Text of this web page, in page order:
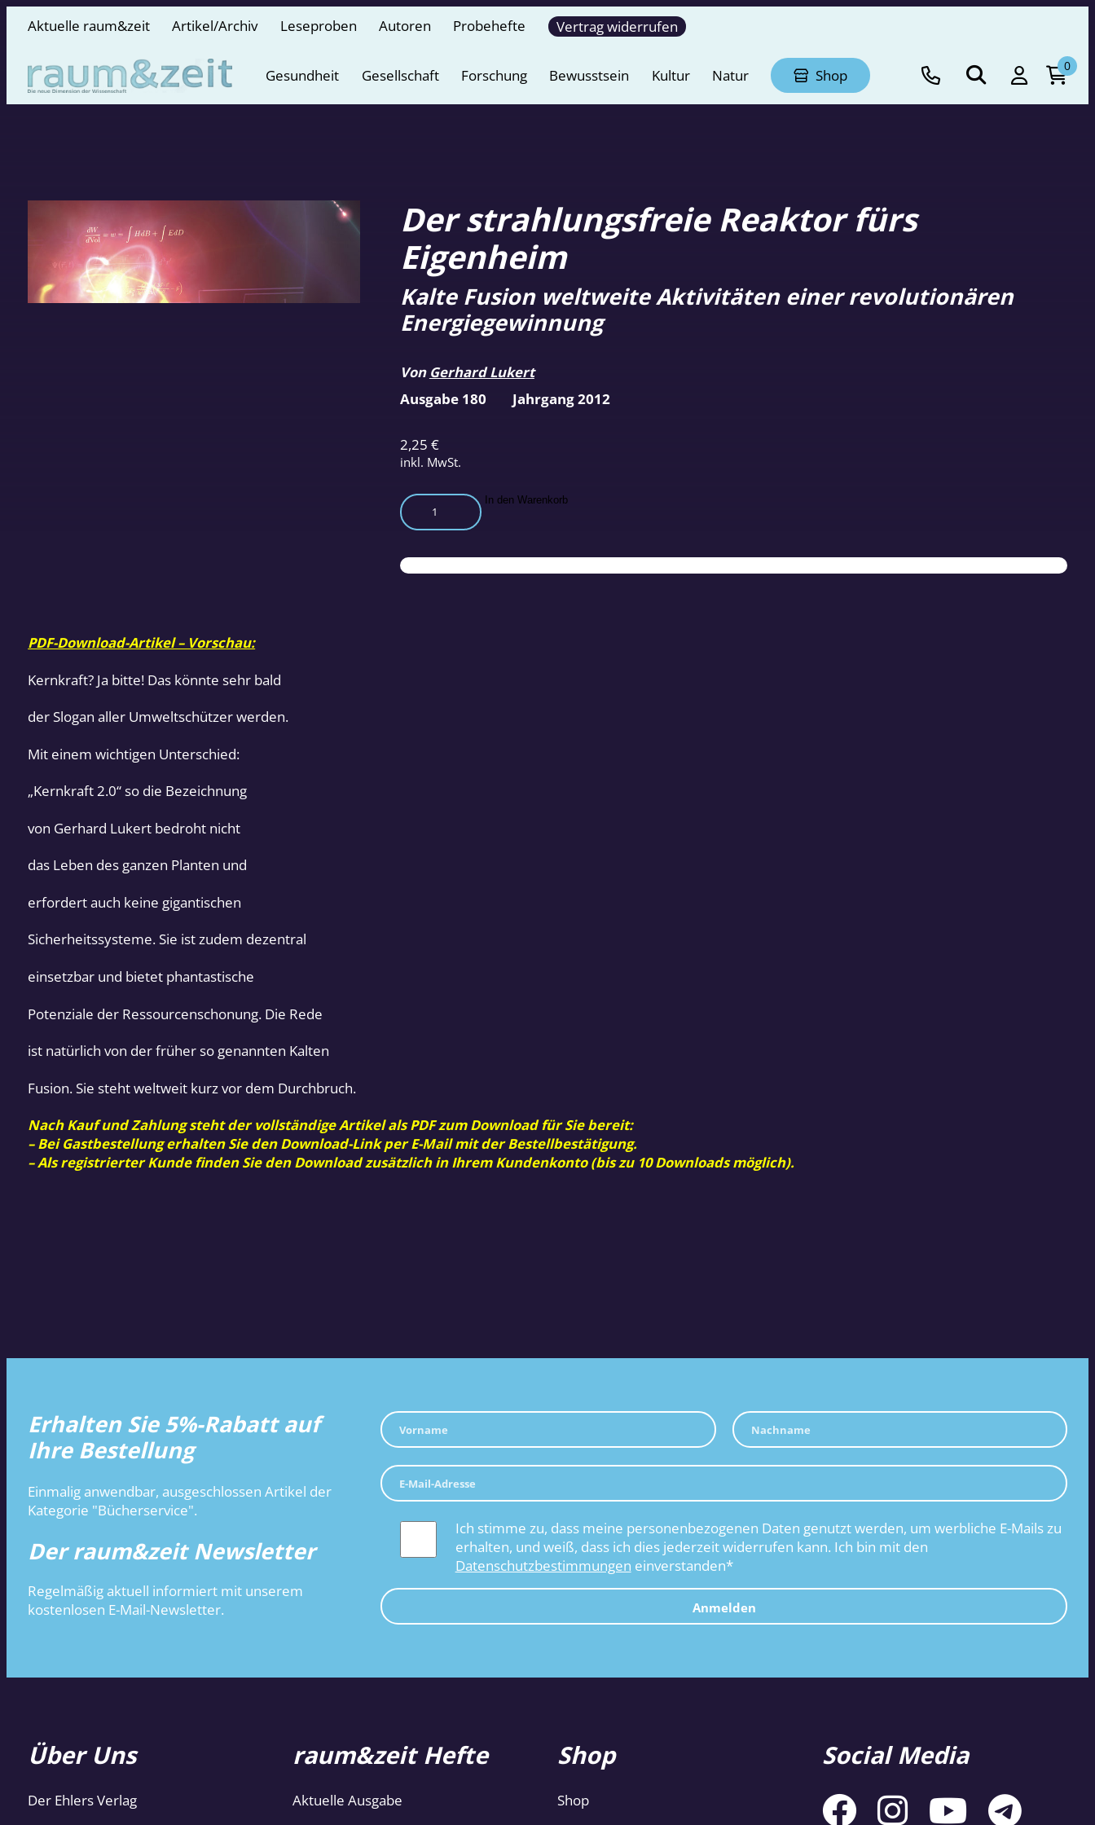
Aktuelle raum&zeit Artikel/Archiv Leseproben Autoren Probehefte Vertrag widerrufen
Gesundheit Gesellschaft Forschung Bewusstsein Kultur Natur Shop
0
Der strahlungsfreie Reaktor fürs
Eigenheim
2,25 €
inkl. MwSt.
Kalte Fusion weltweite Aktivitäten einer revolutionären
Energiegewinnung
Von Gerhard Lukert
Der
strahlungsfreie
fürs
Eigenheim
In den Warenkorb
Ausgabe 180 Jahrgang 2012
PDF-Download-Artikel – Vorschau:
Kernkraft? Ja bitte! Das könnte sehr bald
der Slogan aller Umweltschützer werden.
Mit einem wichtigen Unterschied:
„Kernkraft 2.0“ so die Bezeichnung
von Gerhard Lukert bedroht nicht
das Leben des ganzen Planten und
erfordert auch keine gigantischen
Sicherheitssysteme. Sie ist zudem dezentral
einsetzbar und bietet phantastische
Potenziale der Ressourcenschonung. Die Rede
ist natürlich von der früher so genannten Kalten
Fusion. Sie steht weltweit kurz vor dem Durchbruch.
Nach Kauf und Zahlung steht der vollständige Artikel als PDF zum Download für Sie bereit:
– Bei Gastbestellung erhalten Sie den Download-Link per E-Mail mit der Bestellbestätigung.
– Als registrierter Kunde finden Sie den Download zusätzlich in Ihrem Kundenkonto (bis zu 10 Downloads möglich).
Erhalten Sie 5%-Rabatt auf
Ihre Bestellung
Einmalig anwendbar, ausgeschlossen Artikel der
Kategorie "Bücherservice".
Der raum&zeit Newsletter
Regelmäßig aktuell informiert mit unserem
kostenlosen E-Mail-Newsletter.
Ich stimme zu, dass meine personenbezogenen Daten genutzt werden, um werbliche E-Mails zu
erhalten, und weiß, dass ich dies jederzeit widerrufen kann. Ich bin mit den
Datenschutzbestimmungen einverstanden*
Anmelden
Über Uns
Der Ehlers Verlag
raum&zeit Hefte
Aktuelle Ausgabe
Shop
Shop
Social Media